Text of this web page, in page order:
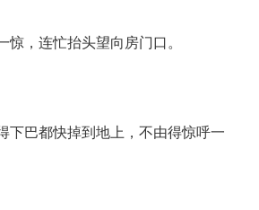
，连忙抬头望向房门口。
巴都快掉到地上，不由得惊呼一